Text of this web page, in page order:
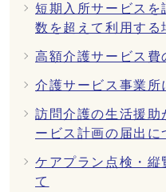
短期入所サービス
数を超えて利用する
高額介護サービス費
介護サービス事業所
訪問介護の生活援助
ービス計画の届出に
ケアプラン点検・縦
て